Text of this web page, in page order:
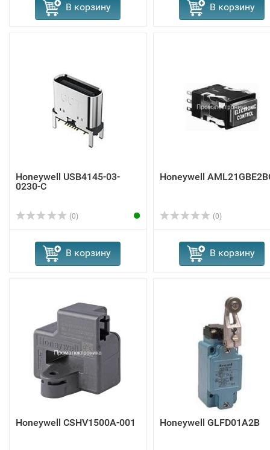
В корзину В корзину
Honeywell USB4145-03-
0230-C
(0)
В корзину
Honeywell
(0)
В корзину
Honeywell CSHV1500A-001 Honeywell GLFD01A2B